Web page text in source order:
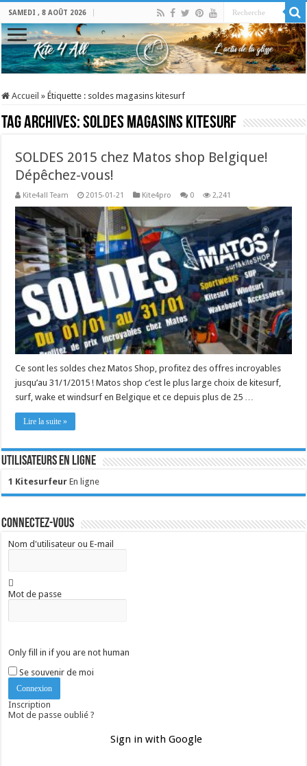
SAMEDI , 8 AOÛT 2026
Accueil » Étiquette : soldes magasins kitesurf
Tag Archives:soldes magasins kitesurf
SOLDES 2015 chez Matos shop Belgique!
Dépêchez-vous!
Kite4all Team 2015-01-21 Kite4pro 0 2,241
Ce sont les soldes chez Matos Shop, profitez des offres incroyables
jusqu’au 31/1/2015 ! Matos shop c’est le plus large choix de kitesurf,
surf, wake et windsurf en Belgique et ce depuis plus de 25 …
Lire la suite »
Utilisateurs en ligne
1 Kitesurfeur En ligne
Connectez-vous
Nom d'utilisateur ou E-mail
Mot de passe
Only fill in if you are not human
Se souvenir de moi
Inscription
Mot de passe oublié ?
Sign in with Google